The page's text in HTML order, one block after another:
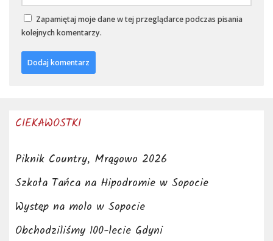
Zapamiętaj moje dane w tej przeglądarce podczas pisania
kolejnych komentarzy.
CIEKAWOSTKI
Piknik Country, Mrągowo 2026
Szkoła Tańca na Hipodromie w Sopocie
Występ na molo w Sopocie
Obchodziliśmy 100-lecie Gdyni